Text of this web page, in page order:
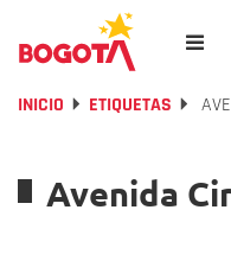
INICIO ETIQUETAS
Avenida